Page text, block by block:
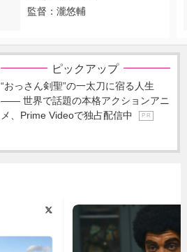
監督：瀧悠輔
ピックアップ
“おっさん剣聖”の一太刀に宿る人生
―― 世界で話題の本格アクションアニ
メ、Prime Videoで独占配信中
P R